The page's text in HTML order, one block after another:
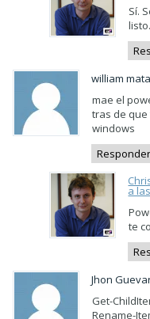
Sí.
listo.
william
mae el
tras de
windows
Responder
a
te
Jhon
Get-
Rename-